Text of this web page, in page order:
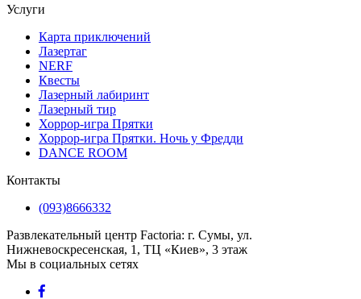
Услуги
Карта приключений
Лазертаг
NERF
Квесты
Лазерный лабиринт
Лазерный тир
Хоррор-игра Прятки
Хоррор-игра Прятки. Ночь у Фредди
DANCE ROOM
Контакты
(093)8666332
Развлекательный центр Factoria: г. Сумы, ул.
Нижневоскресенская, 1, ТЦ «Киев», 3 этаж
Мы в социальных сетях